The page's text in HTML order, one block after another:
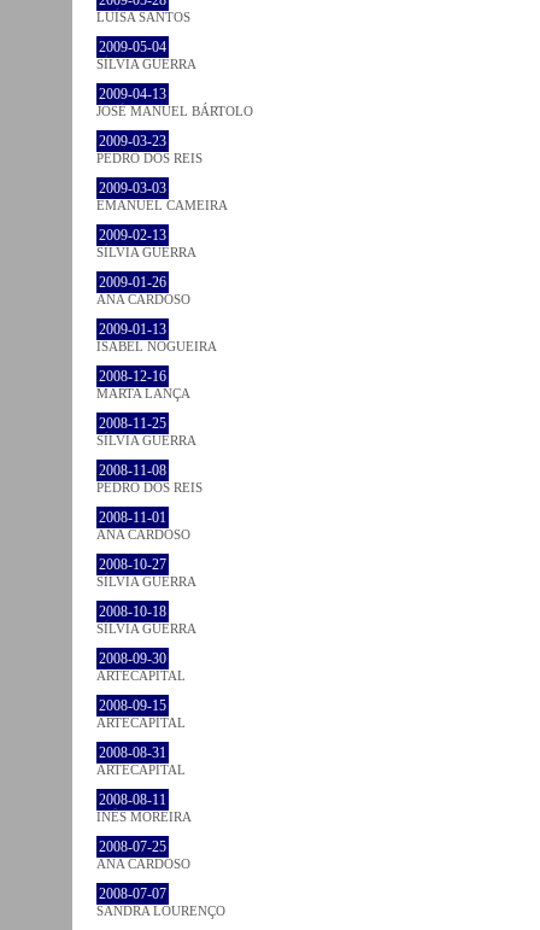
LUÍSA SANTOS
2009-05-04
SÍLVIA GUERRA
2009-04-13
JOSÉ MANUEL BÁRTOLO
2009-03-23
PEDRO DOS REIS
2009-03-03
EMANUEL CAMEIRA
2009-02-13
SÍLVIA GUERRA
2009-01-26
ANA CARDOSO
2009-01-13
ISABEL NOGUEIRA
2008-12-16
MARTA LANÇA
2008-11-25
SÍLVIA GUERRA
2008-11-08
PEDRO DOS REIS
2008-11-01
ANA CARDOSO
2008-10-27
SÍLVIA GUERRA
2008-10-18
SÍLVIA GUERRA
2008-09-30
ARTECAPITAL
2008-09-15
ARTECAPITAL
2008-08-31
ARTECAPITAL
2008-08-11
INÊS MOREIRA
2008-07-25
ANA CARDOSO
2008-07-07
SANDRA LOURENÇO